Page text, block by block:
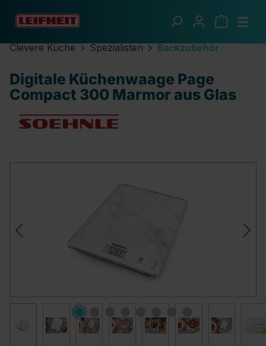
Zum Hauptinhalt springen
Clevere Küche Spezialisten Backzubehör
Digitale Küchenwaage Page
Compact 300 Marmor aus Glas